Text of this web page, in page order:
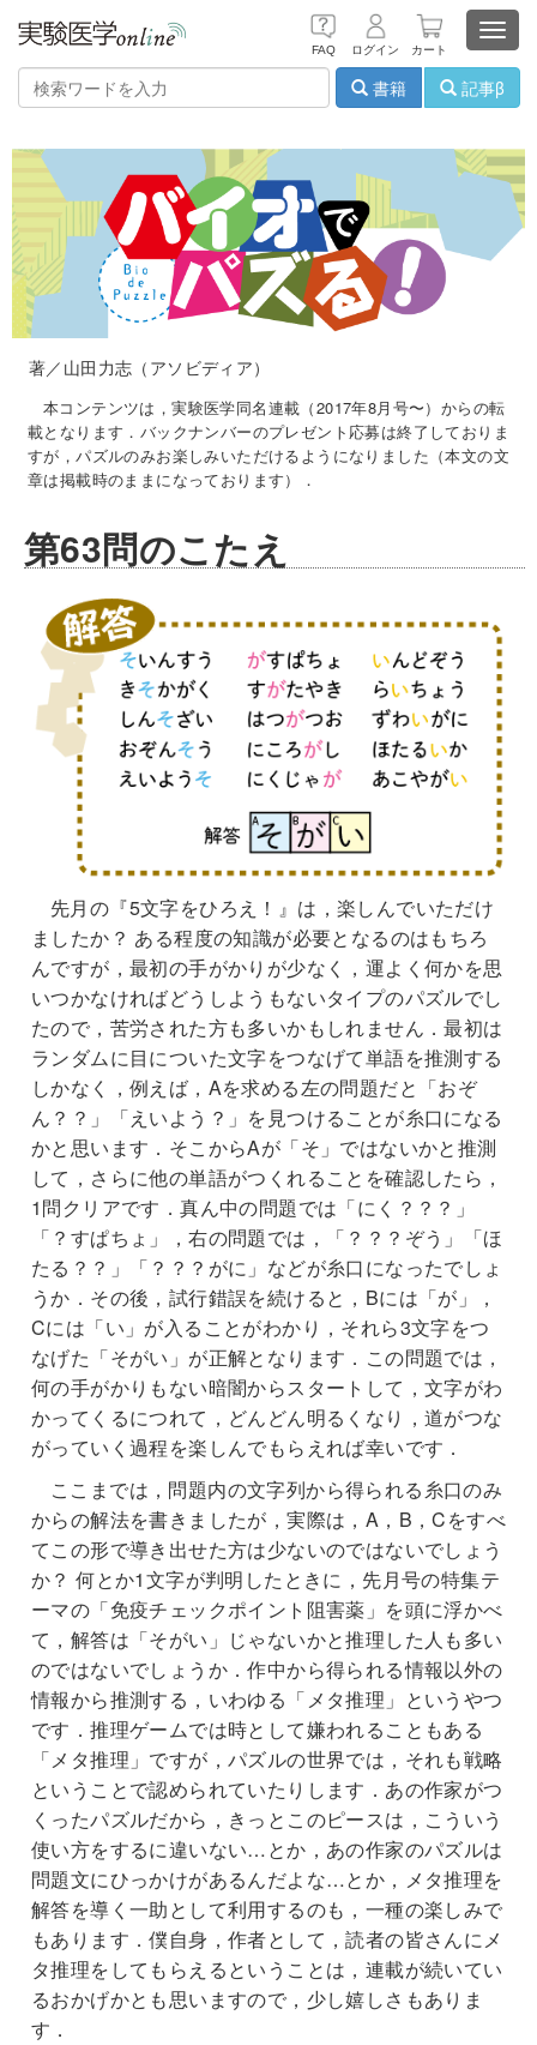
FAQ ログイン カート
書籍
記事β
著／山田力志（アソビディア）
本コンテンツは，実験医学同名連載（2017年8月号〜）からの転
載となります．バックナンバーのプレゼント応募は終了しておりま
すが，パズルのみお楽しみいただけるようになりました（本文の文
章は掲載時のままになっております）．
第63問のこたえ
先月の『5文字をひろえ！』は，楽しんでいただけ
ましたか？ ある程度の知識が必要となるのはもちろ
んですが，最初の手がかりが少なく，運よく何かを思
いつかなければどうしようもないタイプのパズルでし
たので，苦労された方も多いかもしれません．最初は
ランダムに目についた文字をつなげて単語を推測する
しかなく，例えば，Aを求める左の問題だと「おぞ
ん？？」「えいよう？」を見つけることが糸口になる
かと思います．そこからAが「そ」ではないかと推測
して，さらに他の単語がつくれることを確認したら，
1問クリアです．真ん中の問題では「にく？？？」
「？すぱちょ」，右の問題では，「？？？ぞう」「ほ
たる？？」「？？？がに」などが糸口になったでしょ
うか．その後，試行錯誤を続けると，Bには「が」，
Cには「い」が入ることがわかり，それら3文字をつ
なげた「そがい」が正解となります．この問題では，
何の手がかりもない暗闇からスタートして，文字がわ
かってくるにつれて，どんどん明るくなり，道がつな
がっていく過程を楽しんでもらえれば幸いです．
ここまでは，問題内の文字列から得られる糸口のみ
からの解法を書きましたが，実際は，A，B，Cをすべ
てこの形で導き出せた方は少ないのではないでしょう
か？ 何とか1文字が判明したときに，先月号の特集テ
ーマの「免疫チェックポイント阻害薬」を頭に浮かべ
て，解答は「そがい」じゃないかと推理した人も多い
のではないでしょうか．作中から得られる情報以外の
情報から推測する，いわゆる「メタ推理」というやつ
です．推理ゲームでは時として嫌われることもある
「メタ推理」ですが，パズルの世界では，それも戦略
ということで認められていたりします．あの作家がつ
くったパズルだから，きっとこのピースは，こういう
使い方をするに違いない…とか，あの作家のパズルは
問題文にひっかけがあるんだよな…とか，メタ推理を
解答を導く一助として利用するのも，一種の楽しみで
もあります．僕自身，作者として，読者の皆さんにメ
タ推理をしてもらえるということは，連載が続いてい
るおかげかとも思いますので，少し嬉しさもありま
す．